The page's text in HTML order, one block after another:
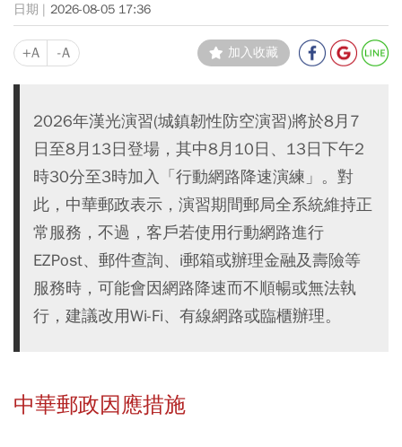
2026-08-05 17:36
+A -A 加入收藏
2026年漢光演習(城鎮韌性防空演習)將於8月7
日至8月13日登場，其中8月10日、13日下午2
時30分至3時加入「行動網路降速演練」。對
此，中華郵政表示，演習期間郵局全系統維持正
常服務，不過，客戶若使用行動網路進行
EZPost、郵件查詢、i郵箱或辦理金融及壽險等
服務時，可能會因網路降速而不順暢或無法執
行，建議改用Wi-Fi、有線網路或臨櫃辦理。
中華郵政因應措施